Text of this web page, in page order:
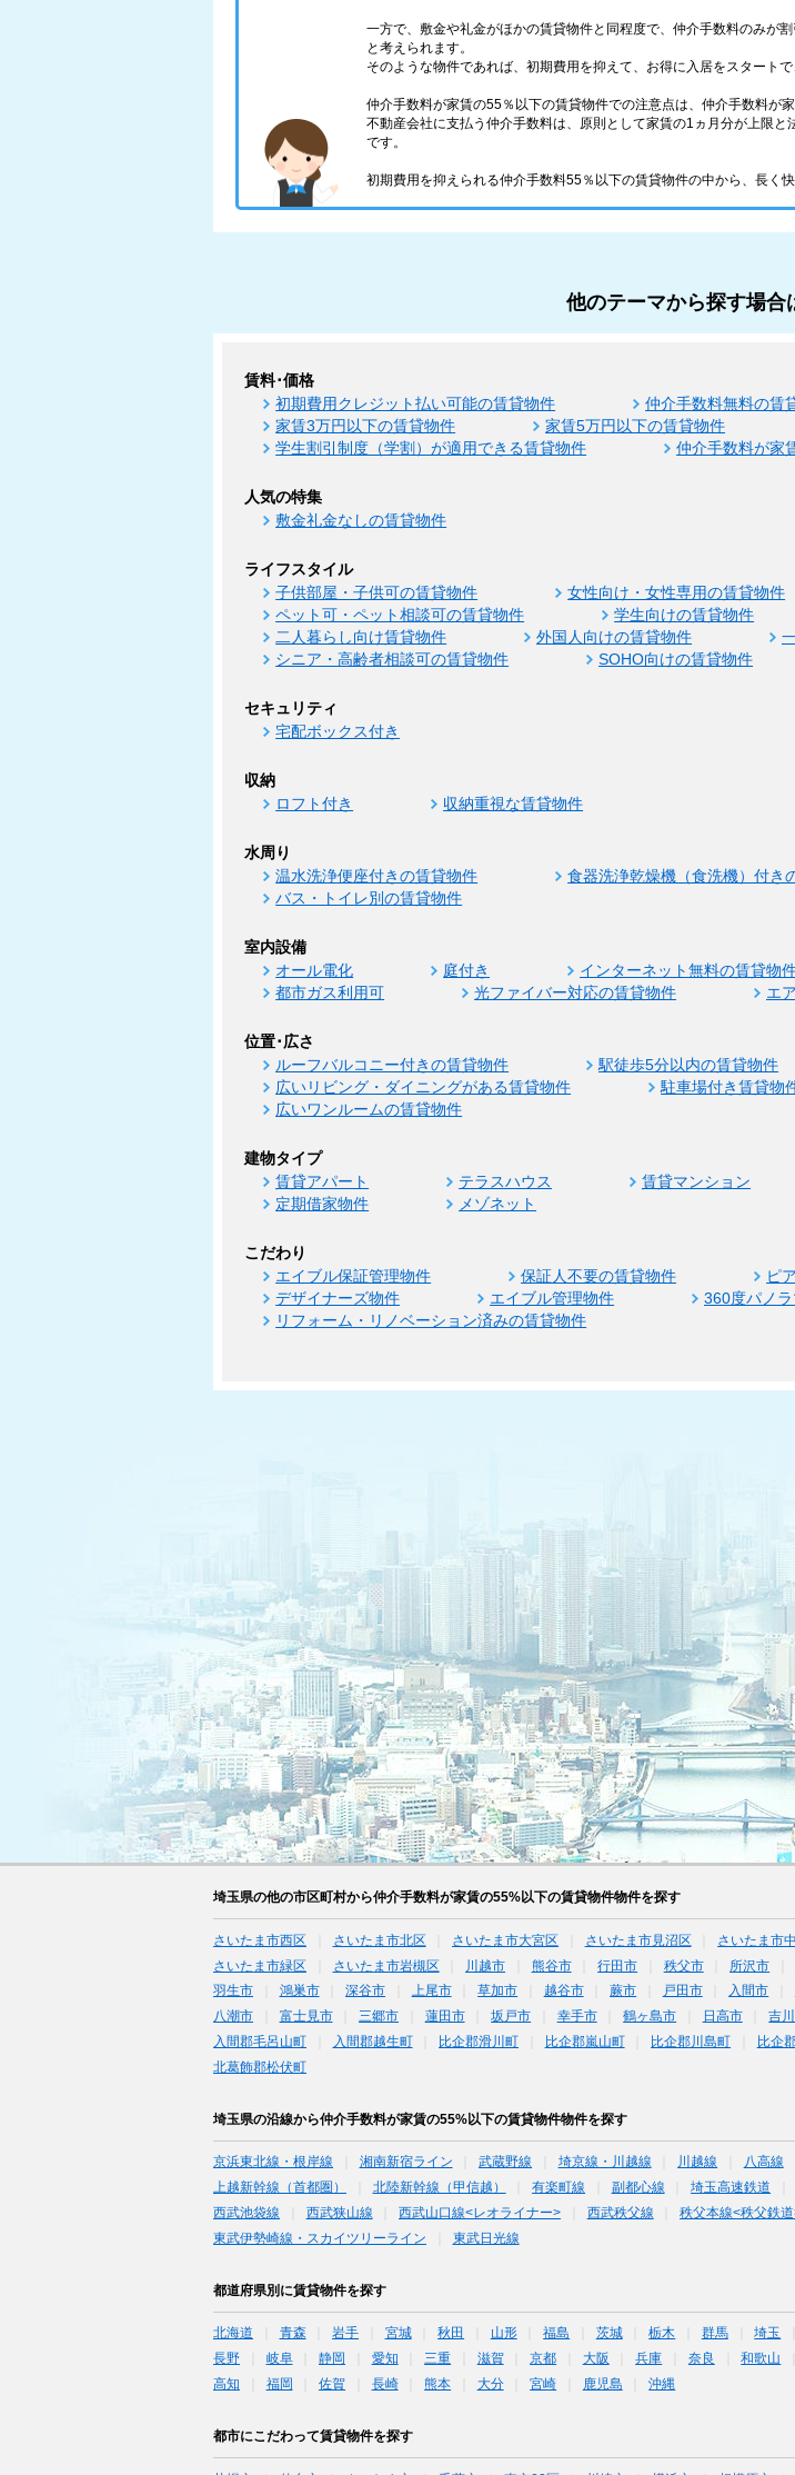
一方で、敷金や礼金がほかの賃貸物件と同程度で、仲介手数料のみが
と考えられます。
そのような物件であれば、初期費用を抑えて、お得に入居をスタートで
仲介手数料が家賃の55％以下の賃貸物件での注意点は、仲介手数料が
不動産会社に支払う仲介手数料は、原則として家賃の1ヵ月分が上限
です。
初期費用を抑えられる仲介手数料55％以下の賃貸物件の中から、長く
他のテーマから探す場合
賃料･価格
初期費用クレジット払い可能の賃貸物件 仲介手数料無料の賃
家賃3万円以下の賃貸物件
家賃5万円以下の賃貸物件
学生割引制度（学割）が適用できる賃貸物件
仲介手数料が家
人気の特集
敷金礼金なしの賃貸物件
ライフスタイル
子供部屋・子供可の賃貸物件 女性向け・女性専用の賃貸物件
ペット可・ペット相談可の賃貸物件
学生向けの賃貸物件
二人暮らし向け賃貸物件
外国人向けの賃貸物件
シニア・高齢者相談可の賃貸物件
SOHO向けの賃貸物件
セキュリティ
宅配ボックス付き
収納
ロフト付き 収納重視な賃貸物件
水周り
温水洗浄便座付きの賃貸物件 食器洗浄乾燥機（食洗機）付き
バス・トイレ別の賃貸物件
室内設備
オール電化 庭付き インターネット無料の賃貸物
都市ガス利用可
光ファイバー対応の賃貸物件 エ
位置･広さ
ルーフバルコニー付きの賃貸物件 駅徒歩5分以内の賃貸物件
広いリビング・ダイニングがある賃貸物件
駐車場付き賃貸物
広いワンルームの賃貸物件
建物タイプ
賃貸アパート テラスハウス 賃貸マンション
定期借家物件
メゾネット
こだわり
エイブル保証管理物件 保証人不要の賃貸物件 ピ
デザイナーズ物件
エイブル管理物件 360度パノ
リフォーム・リノベーション済みの賃貸物件
埼玉県の他の市区町村から仲介手数料が家賃の55%以下の賃貸物件物件を探す
さいたま市西区 さいたま市北区 さいたま市大宮区 さいたま市見沼区 さいたま市
さいたま市緑区
さいたま市岩槻区 川越市 熊谷市 行田市 秩父市 所沢市
羽生市
鴻巣市 深谷市 上尾市 草加市 越谷市 蕨市 戸田市 入間市
八潮市
富士見市 三郷市 蓮田市 坂戸市 幸手市 鶴ヶ島市 日高市 吉
入間郡毛呂山町
入間郡越生町 比企郡滑川町 比企郡嵐山町 比企郡川島町 比企
北葛飾郡松伏町
埼玉県の沿線から仲介手数料が家賃の55%以下の賃貸物件物件を探す
京浜東北線・根岸線 湘南新宿ライン 武蔵野線 埼京線・川越線 川越線 八高線
上越新幹線（首都圏）
北陸新幹線（甲信越） 有楽町線 副都心線 埼玉高速鉄道
西武池袋線
西武狭山線 西武山口線<レオライナー> 西武秩父線 秩父本線<秩父鉄
東武伊勢崎線・スカイツリーライン
東武日光線
都道府県別に賃貸物件を探す
北海道 青森 岩手 宮城 秋田 山形 福島 茨城 栃木 群馬 埼玉
長野
岐阜 静岡 愛知 三重 滋賀 京都 大阪 兵庫 奈良 和歌山
高知
福岡 佐賀 長崎 熊本 大分 宮崎 鹿児島 沖縄
都市にこだわって賃貸物件を探す